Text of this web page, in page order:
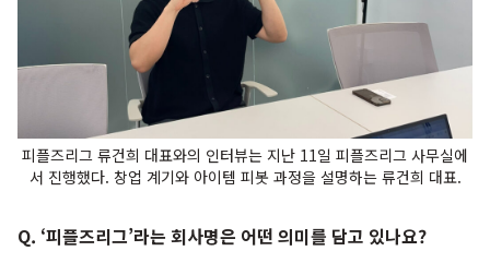
피플즈리그 류건희 대표와의 인터뷰는 지난 11일 피플즈리그 사무실에
서 진행했다. 창업 계기와 아이템 피봇 과정을 설명하는 류건희 대표.
Q. ‘피플즈리그’라는 회사명은 어떤 의미를 담고 있나요?